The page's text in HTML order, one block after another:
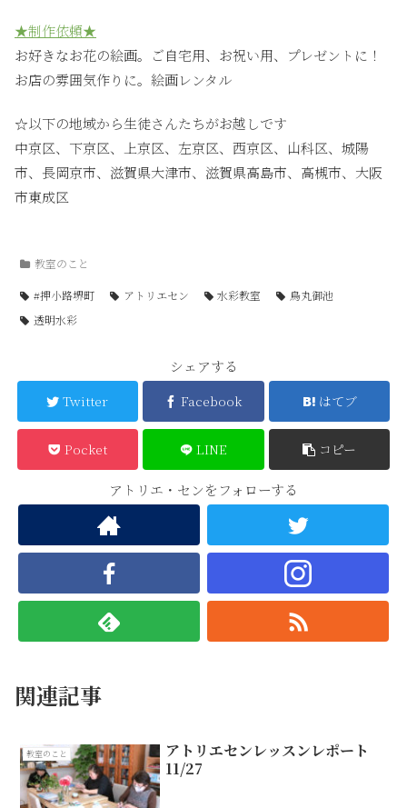
★制作依頼★
お好きなお花の絵画。ご自宅用、お祝い用、プレゼントに！
お店の雰囲気作りに。絵画レンタル
☆以下の地域から生徒さんたちがお越しです
中京区、下京区、上京区、左京区、西京区、山科区、城陽
市、長岡京市、滋賀県大津市、滋賀県高島市、高槻市、大阪
市東成区
教室のこと
#押小路堺町 アトリエセン 水彩教室
烏丸御池
透明水彩
シェアする
Twitter Facebook はてブ
Pocket LINE コピー
アトリエ・センをフォローする
関連記事
教室のこと
アトリエセンレッスンレポート
11/27